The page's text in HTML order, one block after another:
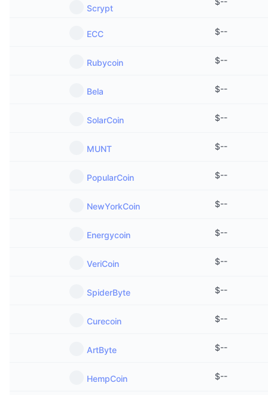
Scrypt
ECC $--
Rubycoin $--
Bela $--
SolarCoin $--
MUNT $--
PopularCoin $--
NewYorkCoin $--
Energycoin $--
VeriCoin $--
SpiderByte $--
Curecoin $--
ArtByte $--
HempCoin $--